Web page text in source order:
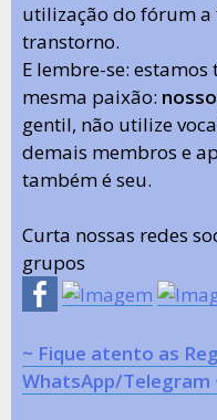
utilização do fórum
transtorno.
E lembre-se:
mesma paixão:
gentil, não utilize
demais membros e
também é seu.
Curta nossas redes
grupos
~ Fique atento as
WhatsApp/Telegram